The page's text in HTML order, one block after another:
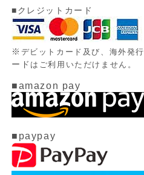
■クレジットカード
※ デビットカード及び、 海外発行
ード はご利用いただけません。
■amazon pay
■paypay